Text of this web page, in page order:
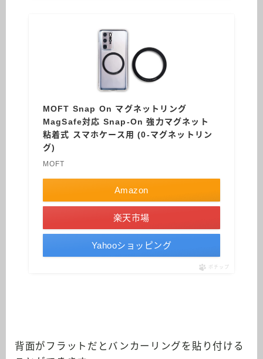
MOFT Snap On マグネットリング
MagSafe対応 Snap-On 強力マグネット
粘着式 スマホケース用 (0-マグネットリン
グ)
MOFT
Amazon
楽天市場
Yahooショッピング
ポチップ
背面がフラットだとバンカーリングを貼り付ける